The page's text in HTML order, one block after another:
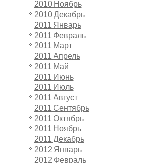
2010 Ноябрь
2010 Декабрь
2011 Январь
2011 Февраль
2011 Март
2011 Апрель
2011 Май
2011 Июнь
2011 Июль
2011 Август
2011 Сентябрь
2011 Октябрь
2011 Ноябрь
2011 Декабрь
2012 Январь
2012 Февраль